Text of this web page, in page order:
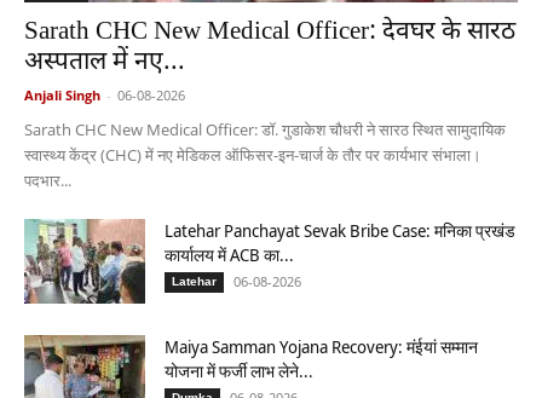
Sarath CHC New Medical Officer: देवघर के सारठ
अस्पताल में नए...
Anjali Singh - 06-08-2026
Sarath CHC New Medical Officer: डॉ. गुडाकेश चौधरी ने सारठ स्थित सामुदायिक
स्वास्थ्य केंद्र (CHC) में नए मेडिकल ऑफिसर-इन-चार्ज के तौर पर कार्यभार संभाला।
पदभार...
Latehar Panchayat Sevak Bribe Case: मनिका प्रखंड
कार्यालय में ACB का...
Latehar 06-08-2026
Maiya Samman Yojana Recovery: मंईयां सम्मान
योजना में फर्जी लाभ लेने...